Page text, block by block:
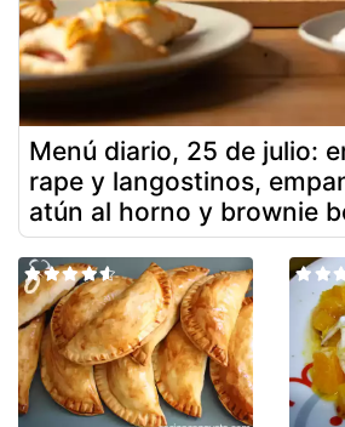
Menú diario, 25 de julio:
rape y langostinos,
atún al horno y brownie